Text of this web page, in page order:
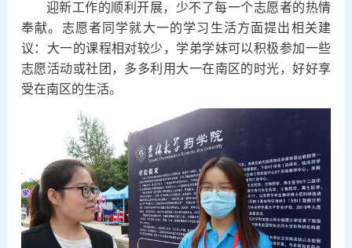
迎新工作的顺利开展，少不了每一个志愿者的热情
奉献。志愿者同学就大一的学习生活方面提出相关建
议：大一的课程相对较少，学弟学妹可以积极参加一些
志愿活动或社团，多多利用大一在南区的时光，好好享
受在南区的生活。